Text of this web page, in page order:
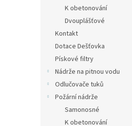
K obetonování
Dvouplášťové
Kontakt
Dotace Dešťovka
Pískové filtry
Nádrže na pitnou vodu
Odlučovače tuků
Požární nádrže
Samonosné
K obetonování